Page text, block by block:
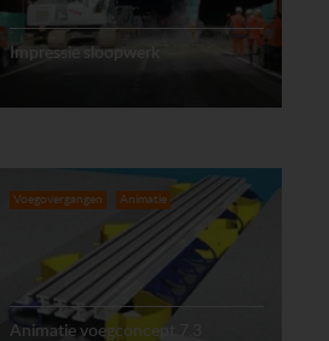
Impressie sloopwerk
Voegovergangen Animatie
Animatie voegconcept 7.3